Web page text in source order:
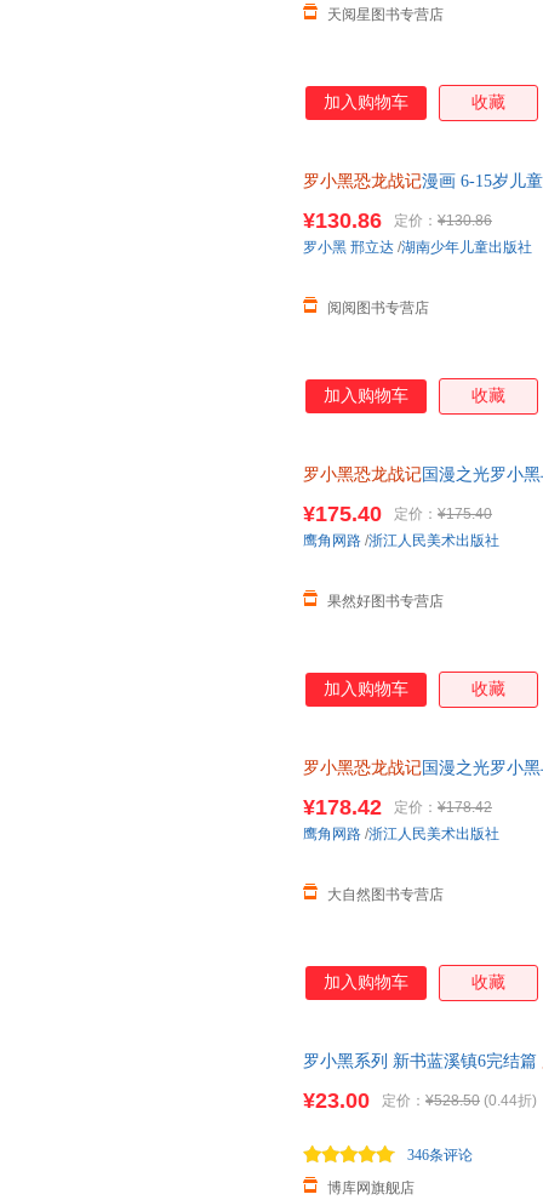
天阅星图书专营店
加入购物车 收藏
罗小黑恐龙战记漫画 6-15岁儿
¥130.86 定价： ¥130.86
阅阅图书专营店
罗小黑 邢立达 /湖南少年儿童出版社
加入购物车 收藏
罗小黑恐龙战记 国漫之光罗小
¥175.40 定价： ¥175.40
果然好图书专营店
鹰角网路 /浙江人民美术出版社
加入购物车 收藏
罗小黑恐龙战记 国漫之光罗小
¥178.42 定价： ¥178.42
大自然图书专营店
鹰角网路 /浙江人民美术出版社
加入购物车 收藏
罗小黑系列 新书蓝溪镇6完结篇
¥23.00 定价： ¥528.50 (0.44折)
博库网旗舰店
346条评论